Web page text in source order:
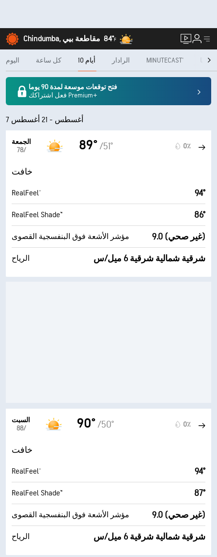
Chindumba, مقاطعة بيي 84°F
اليوم كل ساعة 10 أيام الرادار MINUTECAST® شهريًا
فتح توقعات موسعة لمدة 90 يوما
فعل اشتراكك Premium+
7 أغسطس - 21 أغسطس
الجمعة
7‏/‏8
89° /51° 0٪
خافت
RealFeel® 94°
RealFeel Shade™ 86°
مؤشر الأشعة فوق البنفسجية القصوى 9.0 (غير صحي)
الرياح شرقية شمالية شرقية 6 ميل/س
السبت
8‏/‏8
90° /50° 0٪
خافت
RealFeel® 94°
RealFeel Shade™ 87°
مؤشر الأشعة فوق البنفسجية القصوى 9.0 (غير صحي)
الرياح شرقية شمالية شرقية 6 ميل/س